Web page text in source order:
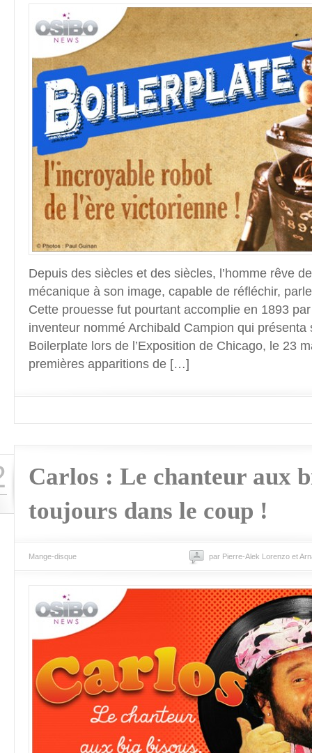
Depuis des siècles et des siècles, l’homme rêve
mécanique à son image, capable de réfléchir,
Cette prouesse fut pourtant accomplie en 1893
inventeur nommé Archibald Campion qui présenta
Boilerplate lors de l’Exposition de Chicago, le 23
premières apparitions de […]
Carlos : Le chanteur aux
toujours dans le coup !
Mange-disque par Pierre-Alek Lorenzo et